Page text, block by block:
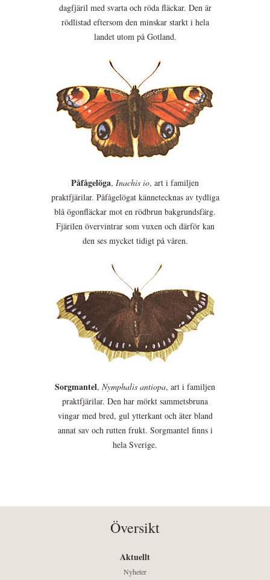
dagfjäril med svarta och röda fläckar. Den är
rödlistad eftersom den minskar starkt i hela
landet utom på Gotland.
Påfågelöga, Inachis io, art i familjen
praktfjärilar. Påfågelögat kännetecknas av tydliga
blå ögonfläckar mot en rödbrun bakgrundsfärg.
Fjärilen övervintrar som vuxen och därför kan
den ses mycket tidigt på våren.
Sorgmantel, Nymphalis antiopa, art i familjen
praktfjärilar. Den har mörkt sammetsbruna
vingar med bred, gul ytterkant och äter bland
annat sav och rutten frukt. Sorgmantel finns i
hela Sverige.
Översikt
Aktuellt
Nyheter